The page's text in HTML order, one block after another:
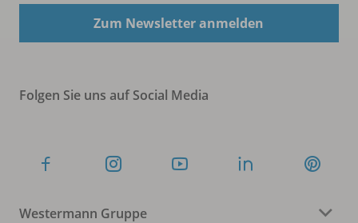
Zum Newsletter anmelden
Folgen Sie uns auf Social Media
Westermann Gruppe